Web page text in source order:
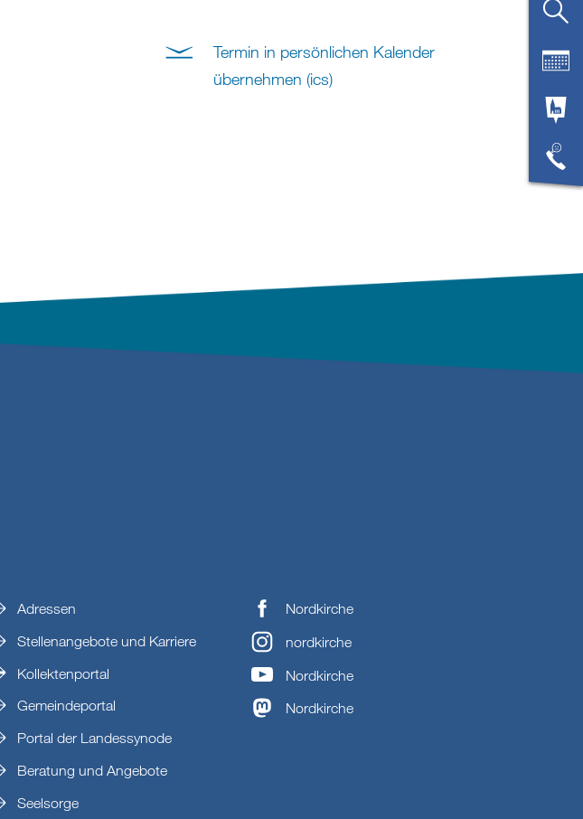
Termin in persönlichen Kalender
übernehmen (ics)
Adressen
Stellenangebote und Karriere
Kollektenportal
Gemeindeportal
Portal der Landessynode
Beratung und Angebote
Seelsorge
Nordkirche
nordkirche
Nordkirche
Nordkirche